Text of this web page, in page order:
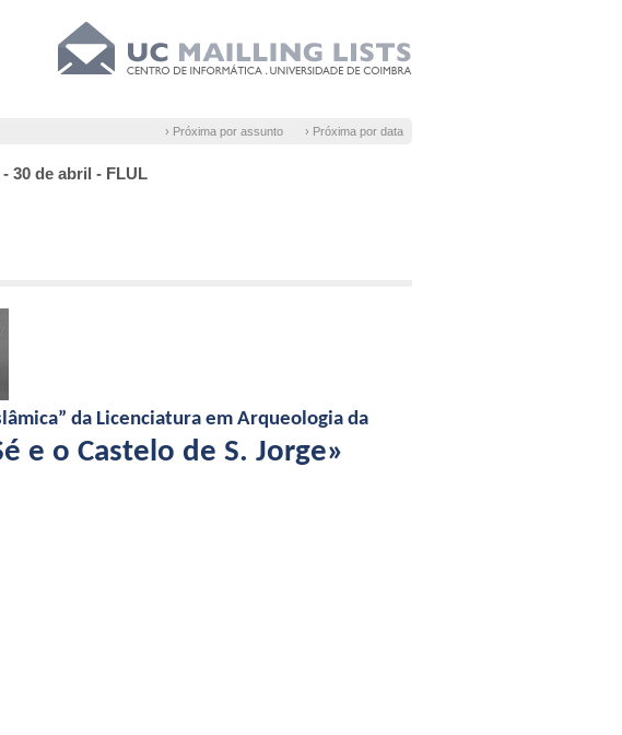
› Próxima por assunto › Próxima por data
30 de abril - FLUL
da Licenciatura em Arqueologia da
e o Castelo de S. Jorge»